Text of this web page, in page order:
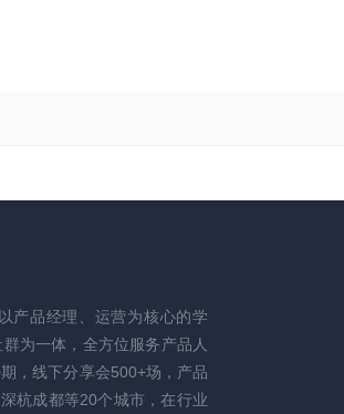
产品经理、运营为核心的学
为一体，全方位服务产品人
，线下分享会500+场，产品
杭成都等20个城市，在行业